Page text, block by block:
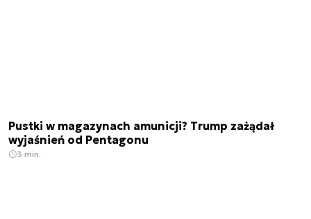
Pustki w magazynach amunicji? Trump zażądał
wyjaśnień od Pentagonu
3 min.